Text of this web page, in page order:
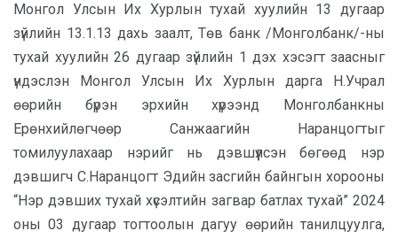
Монгол Улсын Их Хурлын тухай хуулийн 13 дугаар
зүйлийн 13.1.13 дахь заалт, Төв банк /Монголбанк/-ны
тухай хуулийн 26 дугаар зүйлийн 1 дэх хэсэгт заасныг
үндэслэн Монгол Улсын Их Хурлын дарга Н.Учрал
өөрийн бүрэн эрхийн хүрээнд Монголбанкны
Ерөнхийлөгчөөр Санжаагийн Наранцогтыг
томилуулахаар нэрийг нь дэвшүүлсэн бөгөөд нэр
дэвшигч С.Наранцогт Эдийн засгийн байнгын хорооны
“Нэр дэвших тухай хүсэлтийн загвар батлах тухай” 2024
оны 03 дугаар тогтоолын дагуу өөрийн танилцуулга,